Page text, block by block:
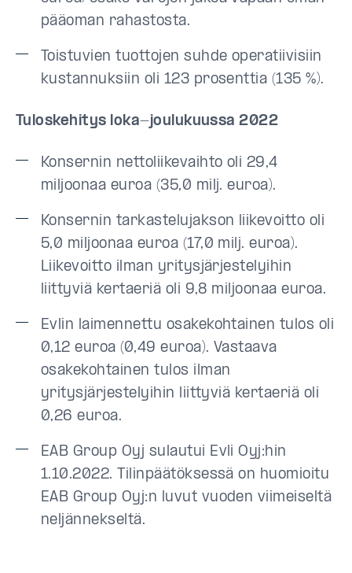
pääoman rahastosta.
Toistuvien tuottojen suhde operatiivisiin
kustannuksiin oli 123 prosenttia (135 %).
Tuloskehitys loka-joulukuussa 2022
Konsernin nettoliikevaihto oli 29,4
miljoonaa euroa (35,0 milj. euroa).
Konsernin tarkastelujakson liikevoitto oli
5,0 miljoonaa euroa (17,0 milj. euroa).
Liikevoitto ilman yritysjärjestelyihin
liittyviä kertaeriä oli 9,8 miljoonaa euroa.
Evlin laimennettu osakekohtainen tulos oli
0,12 euroa (0,49 euroa). Vastaava
osakekohtainen tulos ilman
yritysjärjestelyihin liittyviä kertaeriä oli
0,26 euroa.
EAB Group Oyj sulautui Evli Oyj:hin
1.10.2022. Tilinpäätöksessä on huomioitu
EAB Group Oyj:n luvut vuoden viimeiseltä
neljännekseltä.